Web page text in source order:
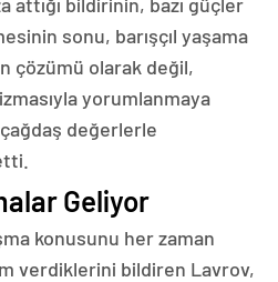
sonu, barışçıl yaşama
çözümü olarak değil,
yorumlanmaya
çağdaş değerlerle
Geliyor
konusunu her zaman
verdiklerini bildiren Lavrov,